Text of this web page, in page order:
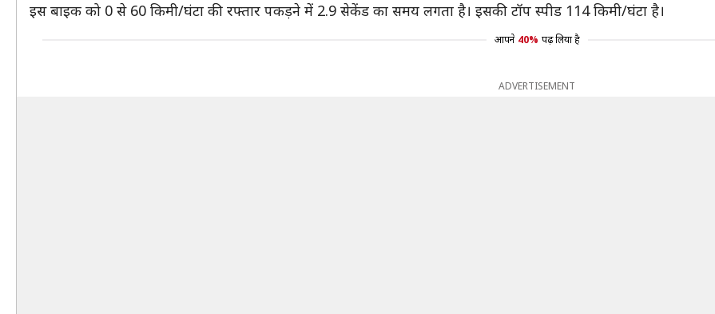
इस बाइक को 0 से 60 किमी/घंटा की रफ्तार पकड़ने में 2.9 सेकेंड का समय लगता है। इसकी टॉप स्पीड 114 किमी/घंटा है।
आपने 40% पढ़ लिया है
ADVERTISEMENT